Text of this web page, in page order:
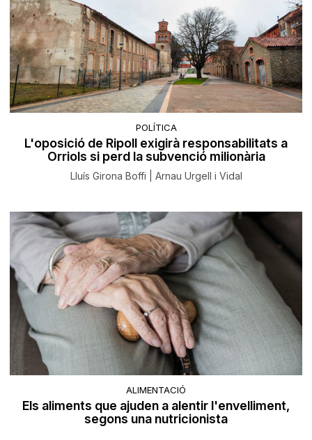
POLÍTICA
L'oposició de Ripoll exigirà responsabilitats a
Orriols si perd la subvenció milionària
Lluís Girona Boffi | Arnau Urgell i Vidal
ALIMENTACIÓ
Els aliments que ajuden a alentir l'envelliment,
segons una nutricionista